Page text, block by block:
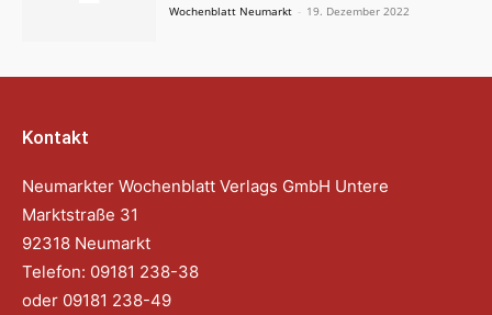
Wochenblatt Neumarkt - 19. Dezember 2022
Kontakt
Neumarkter Wochenblatt Verlags GmbH Untere
Marktstraße 31
92318 Neumarkt
Telefon: 09181 238-38
oder 09181 238-49